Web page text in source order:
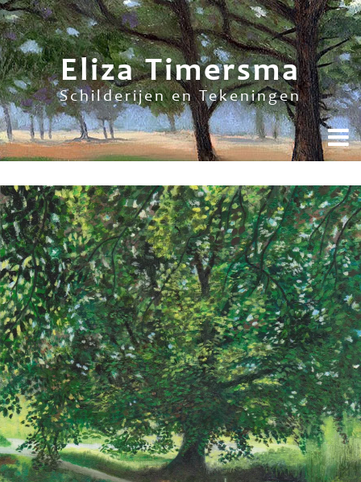
Eliza Timersma
Schilderijen en Tekeningen